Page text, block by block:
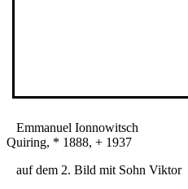
Emmanuel Ionnowitsch
Quiring, * 1888, + 1937
auf dem 2. Bild mit Sohn Viktor